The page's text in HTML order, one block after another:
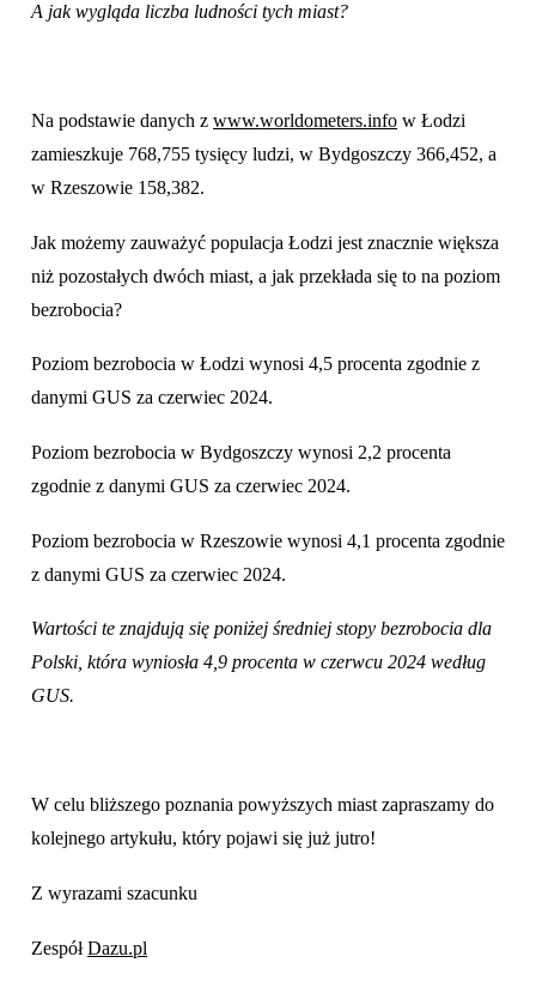
A jak wygląda liczba ludności tych miast?
Na podstawie danych z www.worldometers.info w Łodzi
zamieszkuje 768,755 tysięcy ludzi, w Bydgoszczy 366,452, a
w Rzeszowie 158,382.
Jak możemy zauważyć populacja Łodzi jest znacznie większa
niż pozostałych dwóch miast, a jak przekłada się to na poziom
bezrobocia?
Poziom bezrobocia w Łodzi wynosi 4,5 procenta zgodnie z
danymi GUS za czerwiec 2024.
Poziom bezrobocia w Bydgoszczy wynosi 2,2 procenta
zgodnie z danymi GUS za czerwiec 2024.
Poziom bezrobocia w Rzeszowie wynosi 4,1 procenta zgodnie
z danymi GUS za czerwiec 2024.
Wartości te znajdują się poniżej średniej stopy bezrobocia dla
Polski, która wyniosła 4,9 procenta w czerwcu 2024 według
GUS.
W celu bliższego poznania powyższych miast zapraszamy do
kolejnego artykułu, który pojawi się już jutro!
Z wyrazami szacunku
ZespółDazu.pl